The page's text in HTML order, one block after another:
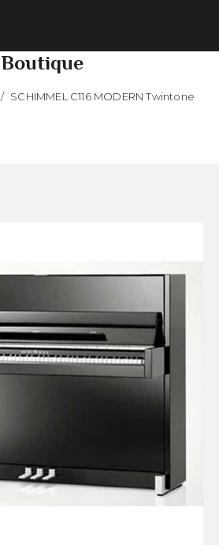
Boutique
/ SCHIMMEL C116 MODERN Twintone